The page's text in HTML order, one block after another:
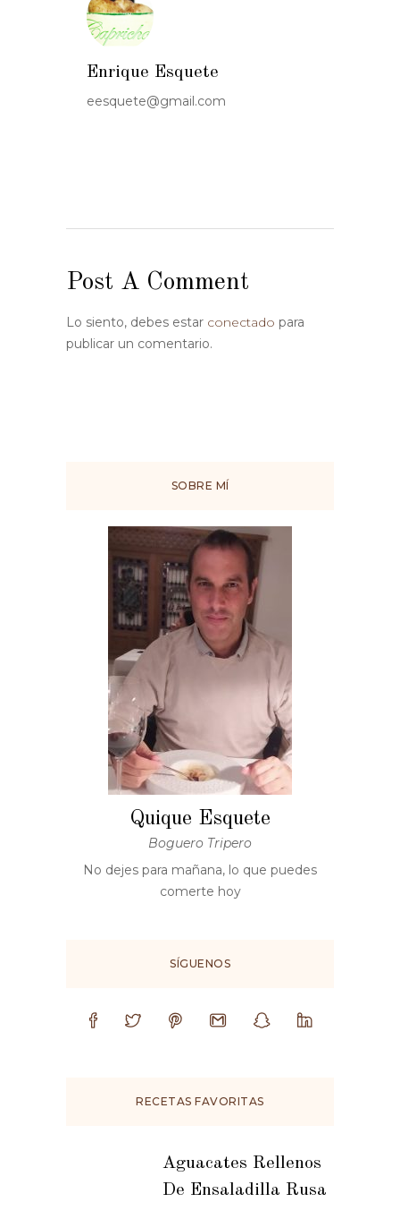
Enrique Esquete
eesquete@gmail.com
Post A Comment
Lo siento, debes estar conectado para
publicar un comentario.
SOBRE MÍ
Quique Esquete
Boguero Tripero
No dejes para mañana, lo que puedes
comerte hoy
SÍGUENOS
RECETAS FAVORITAS
Aguacates Rellenos
De Ensaladilla Rusa